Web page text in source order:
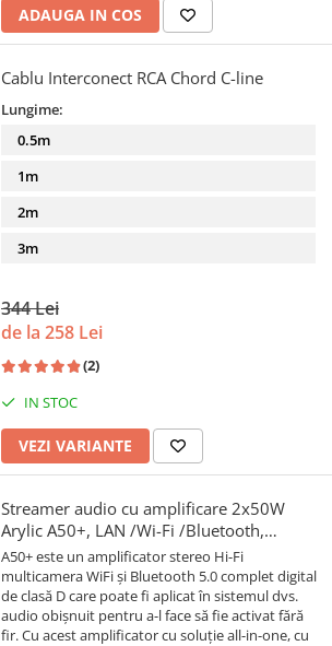
ADAUGA IN COS
Cablu Interconect RCA Chord C-line
Lungime:
0.5m
1m
2m
3m
344 Lei
de la 258 Lei
(2)
IN STOC
VEZI VARIANTE
Streamer audio cu amplificare 2x50W
Arylic A50+, LAN /Wi-Fi /Bluetooth,
24bit/192kHz, Multiroom
A50+ este un amplificator stereo Hi-Fi
multicamera WiFi și Bluetooth 5.0 complet digital
de clasă D care poate fi aplicat în sistemul dvs.
audio obișnuit pentru a-l face să fie activat fără
fir. Cu acest amplificator cu soluție all-in-one, cu